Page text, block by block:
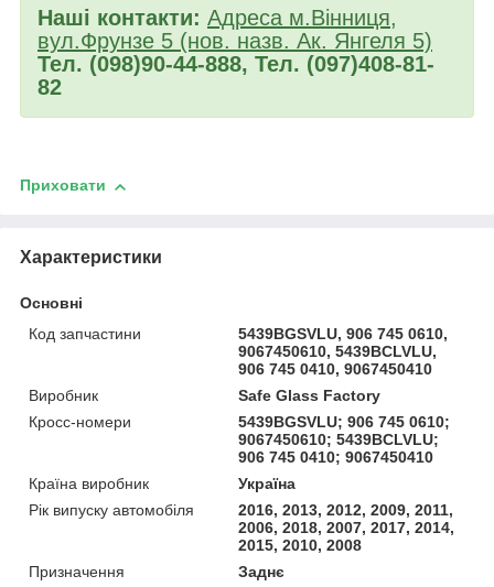
Наші контакти: Адреса м.Вінниця,
вул.Фрунзе 5 (нов. назв. Ак. Янгеля 5)
Тел. (098)90-44-888, Тел. (097)408-81-
82
Приховати
Характеристики
Основні
Код запчастини
5439BGSVLU, 906 745 0610,
9067450610, 5439BCLVLU,
906 745 0410, 9067450410
Виробник
Safe Glass Factory
Кросс-номери
5439BGSVLU; 906 745 0610;
9067450610; 5439BCLVLU;
906 745 0410; 9067450410
Країна виробник
Україна
Рік випуску автомобіля
2016, 2013, 2012, 2009, 2011,
2006, 2018, 2007, 2017, 2014,
2015, 2010, 2008
Призначення
Заднє